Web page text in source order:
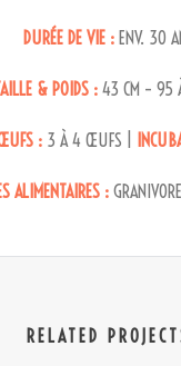
DURÉE DE VIE :ENV. 30
& POIDS :43 CM – 95
: 3 À 4 ŒUFS |
ALIMENTAIRES :
RELATED